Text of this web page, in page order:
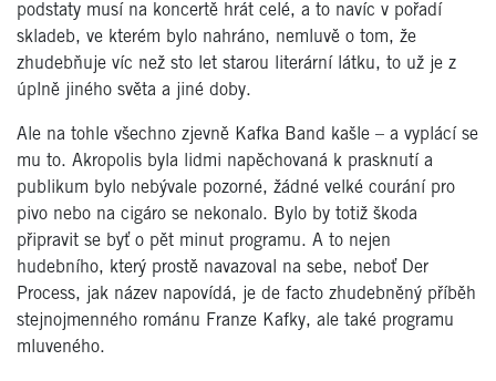
podstaty musí na koncertě hrát celé, a to navíc v pořadí
skladeb, ve kterém bylo nahráno, nemluvě o tom, že
zhudebňuje víc než sto let starou literární látku, to už je z
úplně jiného světa a jiné doby.
Ale na tohle všechno zjevně Kafka Band kašle – a vyplácí se
mu to. Akropolis byla lidmi napěchovaná k prasknutí a
publikum bylo nebývale pozorné, žádné velké courání pro
pivo nebo na cigáro se nekonalo. Bylo by totiž škoda
připravit se byť o pět minut programu. A to nejen
hudebního, který prostě navazoval na sebe, neboť Der
Process, jak název napovídá, je de facto zhudebněný příběh
stejnojmenného románu Franze Kafky, ale také programu
mluveného.